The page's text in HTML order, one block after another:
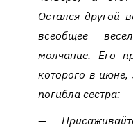
Остался другой
всеобщее
молчание. Его
которого в июне,
погибла сестра:
—